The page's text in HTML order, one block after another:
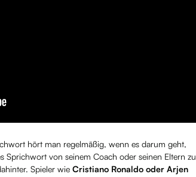
hört man regelmäßig, wenn es darum geht,
Sprichwort von seinem Coach oder seinen Eltern zu
Spieler wie Cristiano Ronaldo oder Arjen